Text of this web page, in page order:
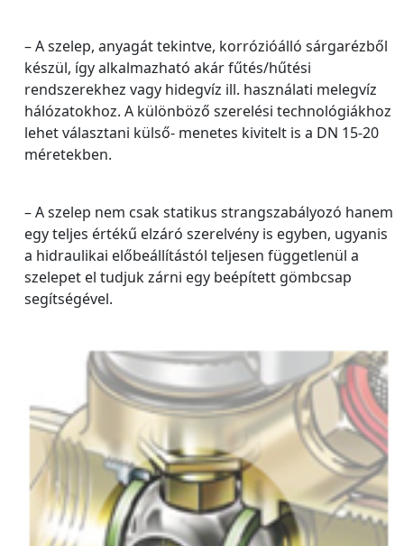
– A szelep, anyagát tekintve, korrózióálló sárgarézből
készül, így alkalmazható akár fűtés/hűtési
rendszerekhez vagy hidegvíz ill. használati melegvíz
hálózatokhoz. A különböző szerelési technológiákhoz
lehet választani külső- menetes kivitelt is a DN 15-20
méretekben.
– A szelep nem csak statikus strangszabályozó hanem
egy teljes értékű elzáró szerelvény is egyben, ugyanis
a hidraulikai előbeállítástól teljesen függetlenül a
szelepet el tudjuk zárni egy beépített gömbcsap
segítségével.